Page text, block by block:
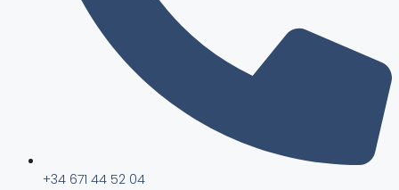
+34 671 44 52 04